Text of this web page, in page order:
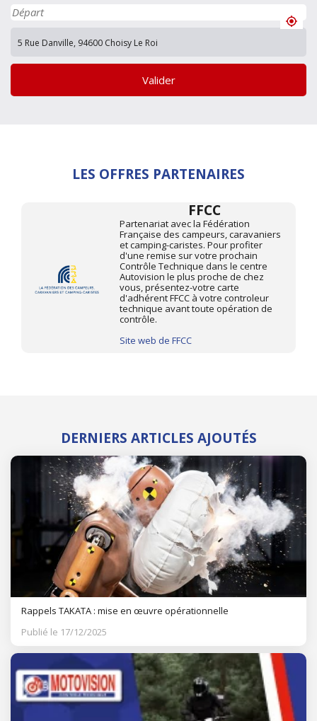
Valider
LES OFFRES PARTENAIRES
FFCC
Partenariat avec la Fédération
Française des campeurs, caravaniers
et camping-caristes. Pour profiter
d'une remise sur votre prochain
Contrôle Technique dans le centre
Autovision le plus proche de chez
vous, présentez-votre carte
d'adhérent FFCC à votre controleur
technique avant toute opération de
contrôle.
Site web de FFCC
DERNIERS ARTICLES AJOUTÉS
Rappels TAKATA : mise en œuvre opérationnelle
Publié le 17/12/2025